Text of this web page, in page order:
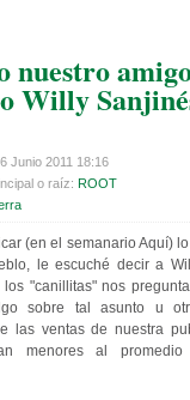
nuestro
Willy
Junio 2011 18:16
o raíz: ROOT
(en el semanario Aquí)
le escuché decir a
"canillitas" nos
sobre tal asunto u
las ventas de nuestra
menores al